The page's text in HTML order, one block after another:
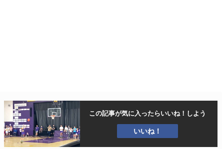
この記事が気に入ったらいいね！しよう
いいね！